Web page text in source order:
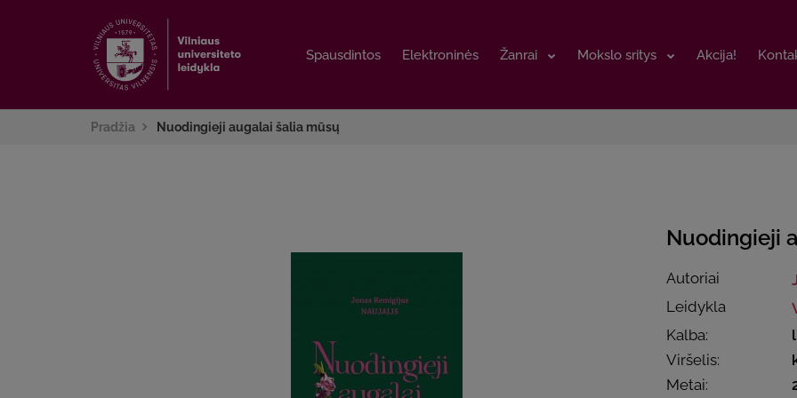
Spausdintos Elektroninės Žanrai Mokslo sritys Akcija!
Spausdintos Elektroninės Žanrai Mokslo sritys Akcija!
Pradžia Nuodingieji augalai šalia mūsų
Nuodingieji
Autoriai
Leidykla
Kalba:
Viršelis:
Metai: